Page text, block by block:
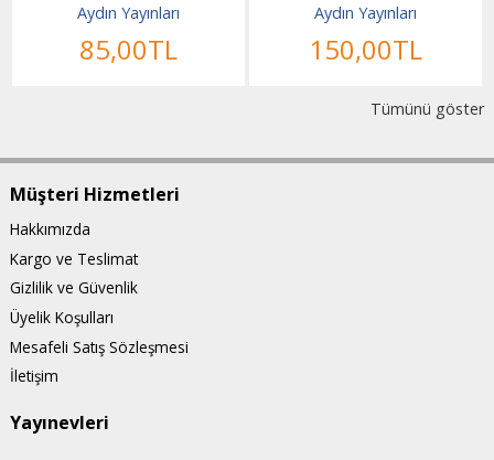
Aydın Yayınları
85,00TL
Aydın Yayınları
150,00TL
Tümünü göster
Müşteri Hizmetleri
Hakkımızda
Kargo ve Teslimat
Gizlilik ve Güvenlik
Üyelik Koşulları
Mesafeli Satış Sözleşmesi
İletişim
Yayınevleri